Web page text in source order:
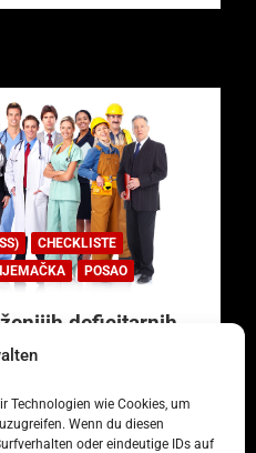
Technologien wie Cookies, um
Wenn du diesen
oder eindeutige IDs auf
CHECKLISTE
POSAO
deficitarnih
Njemačkoj.